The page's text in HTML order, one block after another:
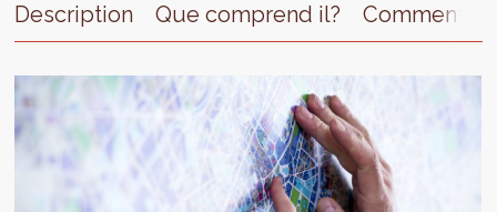
Description Que comprend il? Comment le